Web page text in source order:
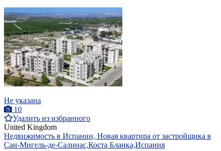
Не указана
10
Удалить из избранного
United Kingdom
Недвижимость в Испании, Новая квартира от застройщика в
Сан-Мигель-де-Салинас,Коста Бланка,Испания